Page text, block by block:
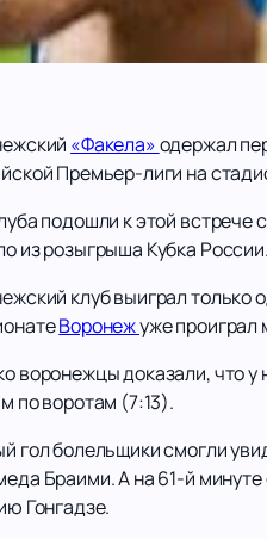
«Факела»одержал
Премьер-лиги на
подошли к этой встрече
из розыгрыша Кубка России.
клуб выиграл
Воронежуже проиграл
воронежцы доказали, что
по воротам (7:13).
гол болельщики смогли
Браими. А на 61-й
Гонгадзе.